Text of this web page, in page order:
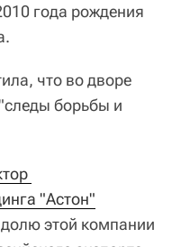
года рождения
что во дворе
борьбы и
"Астон"
этой компании